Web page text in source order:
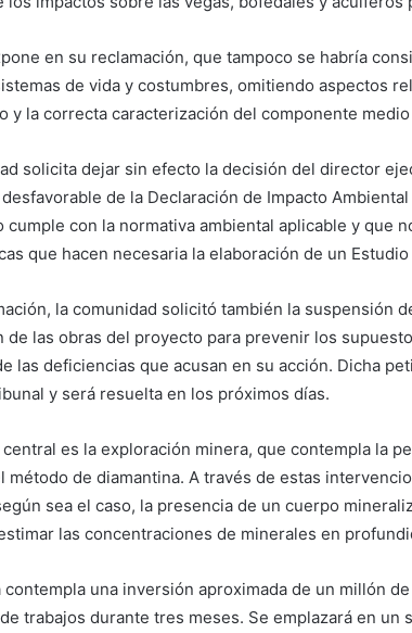
en su reclamación, que tampoco se habría
de vida y costumbres, omitiendo aspectos
y la correcta caracterización del componente medio
solicita dejar sin efecto la decisión del director
de la Declaración de Impacto
cumple con la normativa ambiental aplicable y que
que hacen necesaria la elaboración de un
la comunidad solicitó también la suspensión
de las obras del proyecto para prevenir los
las deficiencias que acusan en su acción. Dicha
y será resuelta en los próximos días.
es la exploración minera, que contempla la
método de diamantina. A través de estas
sea el caso, la presencia de un cuerpo
las concentraciones de minerales en
contempla una inversión aproximada de un millón
trabajos durante tres meses. Se emplazará en un